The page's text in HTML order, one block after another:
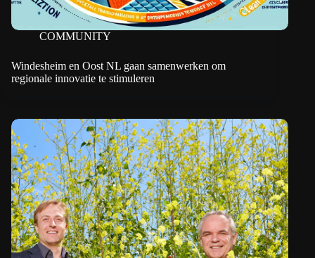
COMMUNITY
Windesheim en Oost NL gaan samenwerken om
regionale innovatie te stimuleren